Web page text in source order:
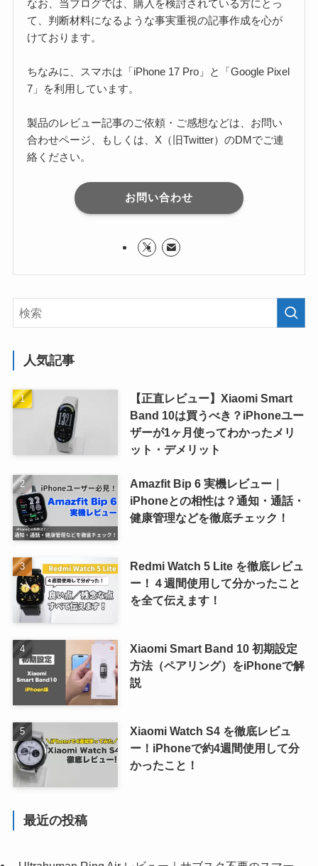
なお、当ブログでは、購入を検討されている方にとっ
て、判断材料になるような事実重視の記事作成を心が
けております。
ちなみに、スマホは「iPhone 17 Pro」と「Google Pixel
7」を利用しています。
製品のレビュー記事のご依頼・ご感想などは、お問い
合わせページ、もしくは、X（旧Twitter）のDMでご連
絡ください。
お問い合わせ
人気記事
【正直レビュー】Xiaomi Smart
Band 10は買うべき？iPhoneユー
ザーが1ヶ月使ってわかったメリ
ット・デメリット
Amazfit Bip 6 実機レビュー｜
iPhoneとの相性は？通知・通話・
健康管理などを徹底チェック！
Redmi Watch 5 Lite を徹底レビュ
ー！４週間使用して分かったこと
を全て伝えます！
Xiaomi Smart Band 10 初期設定
方法（ペアリング）をiPhoneで解
説
Xiaomi Watch S4 を徹底レビュ
ー！iPhoneで約4週間使用して分
かったこと！
最近の投稿